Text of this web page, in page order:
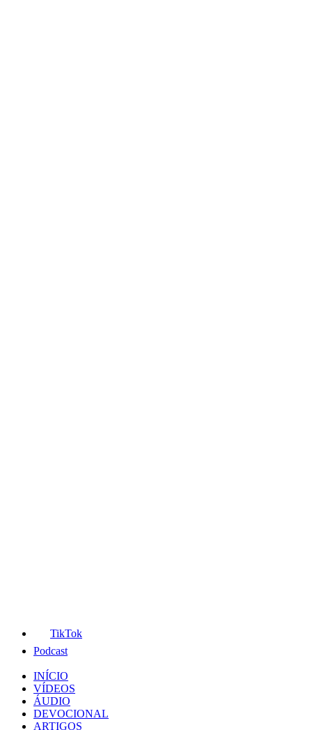
TikTok
Podcast
INÍCIO
VÍDEOS
ÁUDIO
DEVOCIONAL
ARTIGOS